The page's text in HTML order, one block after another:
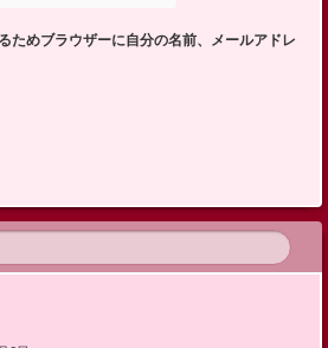
ためブラウザーに自分の名前、メールアドレ